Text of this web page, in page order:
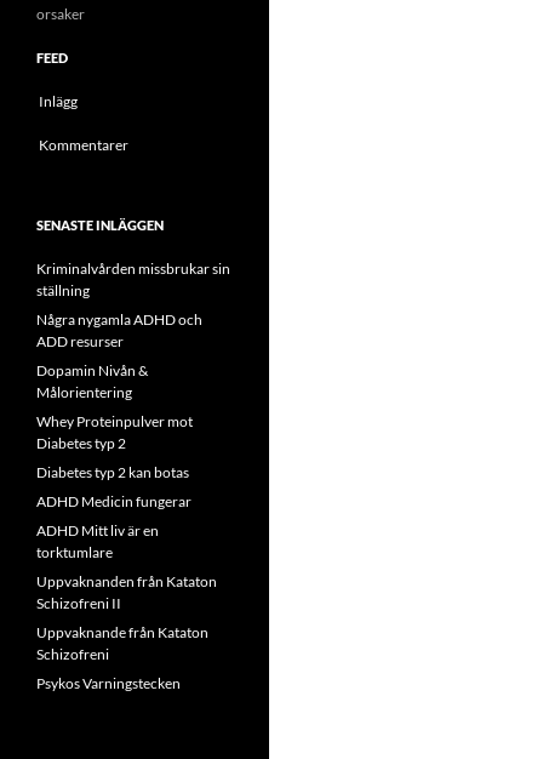
orsaker
FEED
Inlägg
Kommentarer
SENASTE INLÄGGEN
Kriminalvården missbrukar sin
ställning
Några nygamla ADHD och
ADD resurser
Dopamin Nivån &
Målorientering
Whey Proteinpulver mot
Diabetes typ 2
Diabetes typ 2 kan botas
ADHD Medicin fungerar
ADHD Mitt liv är en
torktumlare
Uppvaknanden från Kataton
Schizofreni II
Uppvaknande från Kataton
Schizofreni
Psykos Varningstecken